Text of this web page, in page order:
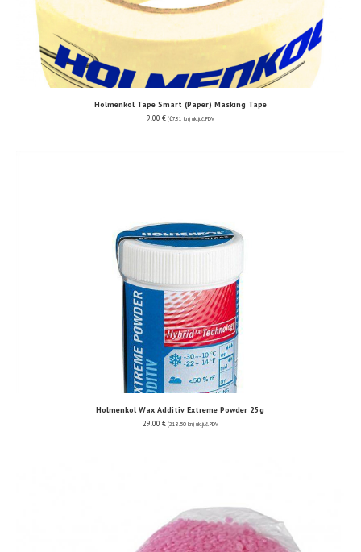
Holmenkol Tape Smart (Paper) Masking Tape
9.00 € (67.81 kn) uključ. PDV
Holmenkol Wax Additiv Extreme Powder 25g
29.00 € (218.50 kn) uključ. PDV